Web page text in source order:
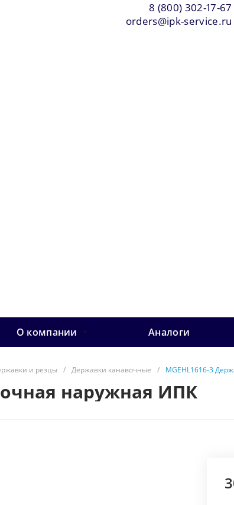
8 (800) 302-17-67
orders@ipk-service.ru
О компании Аналоги
и резцы / Державки канавочные / MGEHL1616-3
наружная ИПК